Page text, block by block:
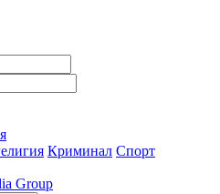
Криминал Спорт
Group